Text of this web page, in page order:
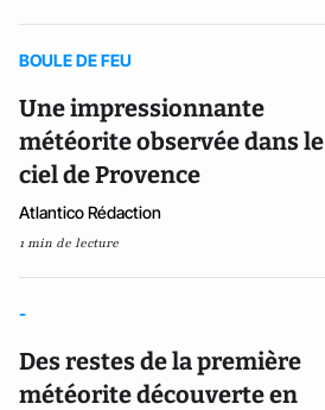
BOULE DE FEU
Une impressionnante
météorite observée dans le
ciel de Provence
Atlantico Rédaction
1 min de lecture
-
Des restes de la première
météorite découverte en